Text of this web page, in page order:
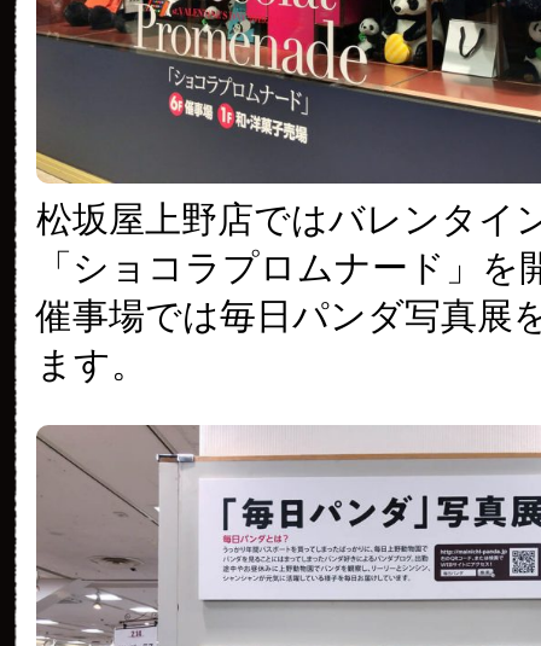
松坂屋上野店ではバレンタイ
「ショコラプロムナード」を
催事場では毎日パンダ写真展
ます。